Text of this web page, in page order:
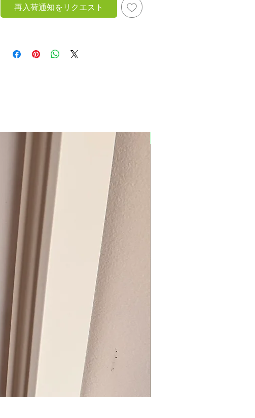
再入荷通知をリクエスト